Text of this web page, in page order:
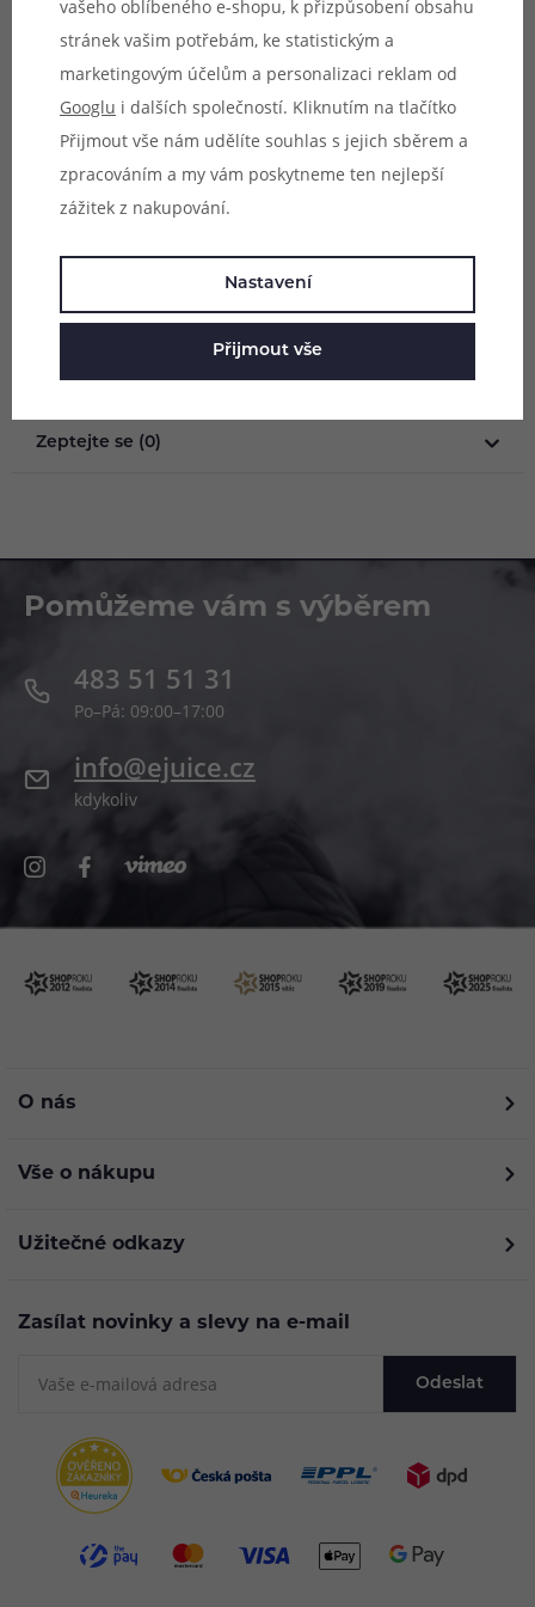
s clearomizérem Vapor Giant M5 MTL RTA.
Vhodné pro:MTL (klasické šlukování)
Typ náustku:510
Kompatibilita:
- Vapor Giant M5 MTL RTA
Balení:1ks náustek + 2ks náhradní o-kroužek
Parametry
Hodnocení (0)
Zeptejte se (0)
Pomůžeme vám s výběrem
483 51 51 31
Po–Pá: 09:00–17:00
info@ejuice.cz
kdykoliv
O nás
Vše o nákupu
Užitečné odkazy
Zasílat novinky a slevy na e-mail
Odeslat
vašeho oblíbeného e-shopu, k přizpůsobení obsahu
stránek vašim potřebám, ke statistickým a
marketingovým účelům a personalizaci reklam od
Googlu i dalších společností. Kliknutím na tlačítko
Přijmout vše nám udělíte souhlas s jejich sběrem a
zpracováním a my vám poskytneme ten nejlepší
zážitek z nakupování.
Nastavení
Přijmout vše